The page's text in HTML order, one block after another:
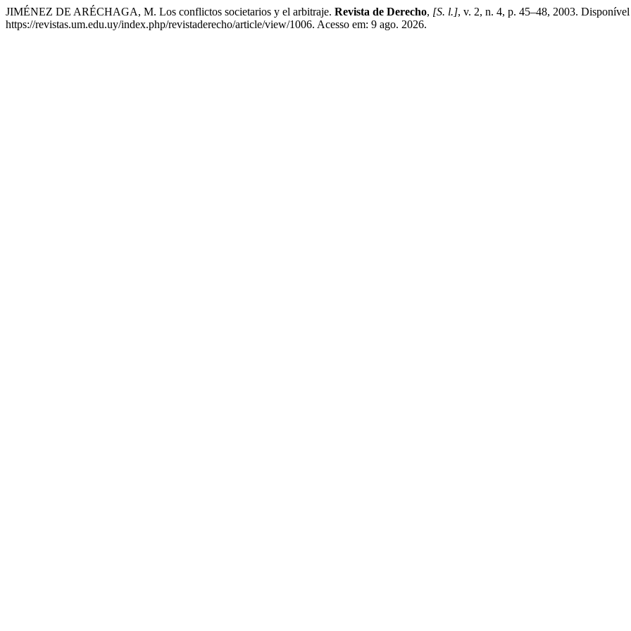
JIMÉNEZ DE ARÉCHAGA, M. Los conflictos societarios y el arbitraje. Revista de Derecho, [S. l.], v. 2, n. 4, p. 45–48, 2003. Disponível
https://revistas.um.edu.uy/index.php/revistaderecho/article/view/1006. Acesso em: 9 ago. 2026.